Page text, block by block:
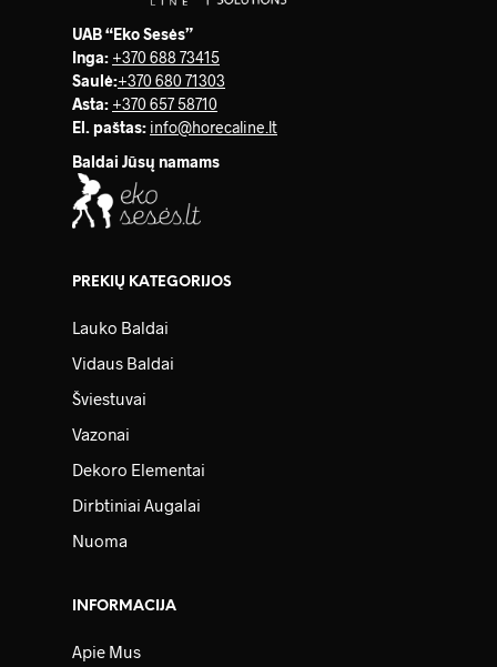
UAB “Eko Sesės”
Inga: +370 688 73415
Saulė:+370 680 71303
Asta: +370 657 58710
El. paštas: info@horecaline.lt
Baldai Jūsų namams
PREKIŲ KATEGORIJOS
Lauko Baldai
Vidaus Baldai
Šviestuvai
Vazonai
Dekoro Elementai
Dirbtiniai Augalai
Nuoma
INFORMACIJA
Apie Mus